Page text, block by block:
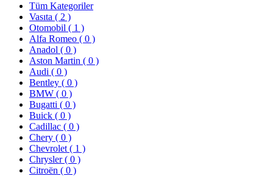
Tüm Kategoriler
Vasıta ( 2 )
Otomobil ( 1 )
Alfa Romeo ( 0 )
Anadol ( 0 )
Aston Martin ( 0 )
Audi ( 0 )
Bentley ( 0 )
BMW ( 0 )
Bugatti ( 0 )
Buick ( 0 )
Cadillac ( 0 )
Chery ( 0 )
Chevrolet ( 1 )
Chrysler( 0 )
Citroën ( 0 )